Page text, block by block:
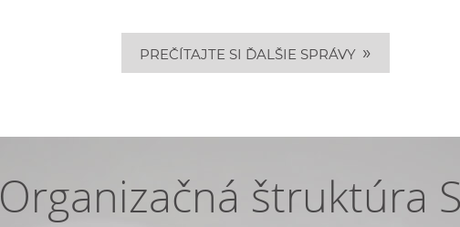
PREČÍTAJTE SI ĎALŠIE SPRÁVY »
Organizačná štruktúra